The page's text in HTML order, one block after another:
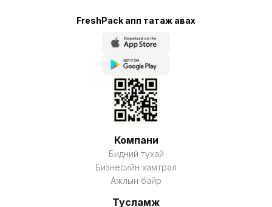
FreshPack апп татаж авaх
Компани
Бидний тухай
Бизнесийн хамтрал
Ажлын байр
Тусламж